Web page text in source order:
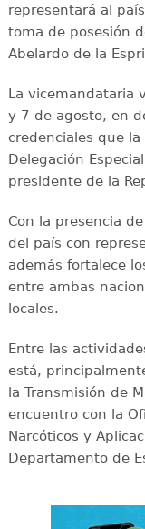
representará al
toma de posesión
Abelardo de la
La vicemandataria
y 7 de agosto, en
credenciales que
Delegación
presidente de la
Con la presencia
del país con
además fortalece
entre ambas
locales.
Entre las
está,
la Transmisión de
encuentro con la
Narcóticos y
Departamento de